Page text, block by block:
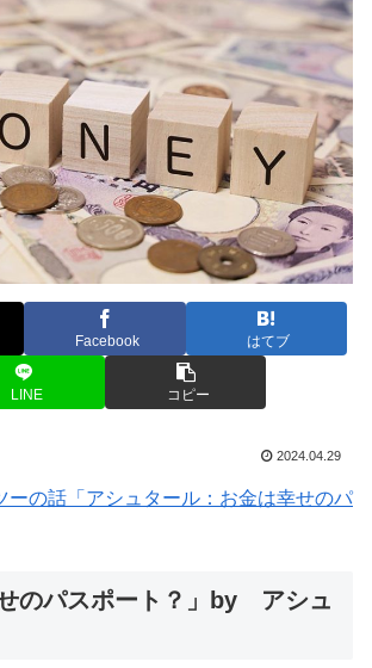
Facebook はてブ
LINE コピー
2024.04.29
ーの話「アシュタール：お金は幸せのパ
せのパスポート？」by アシュ